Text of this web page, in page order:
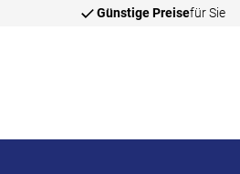
Günstige Preisefür Sie